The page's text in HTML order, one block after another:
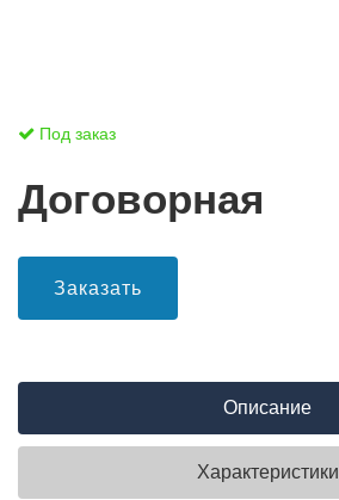
Под заказ
Договорная
Заказать
Описание
Характеристики